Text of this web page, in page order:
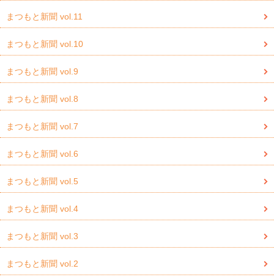
まつもと新聞 vol.11
まつもと新聞 vol.10
まつもと新聞 vol.9
まつもと新聞 vol.8
まつもと新聞 vol.7
まつもと新聞 vol.6
まつもと新聞 vol.5
まつもと新聞 vol.4
まつもと新聞 vol.3
まつもと新聞 vol.2